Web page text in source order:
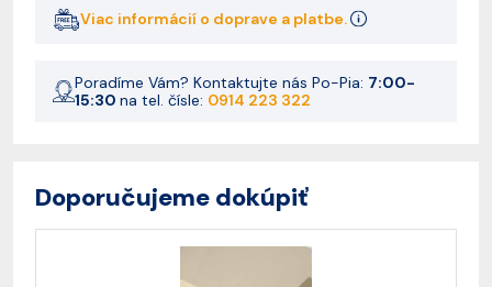
Viac informácií o doprave a platbe.
Poradíme Vám? Kontaktujte nás Po-Pia: 7:00-
15:30 na tel. čísle: 0914 223 322
Doporučujeme dokúpiť